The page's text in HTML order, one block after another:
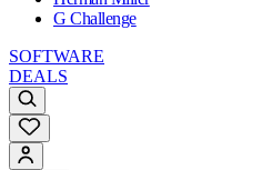
G Challenge
SOFTWARE
DEALS